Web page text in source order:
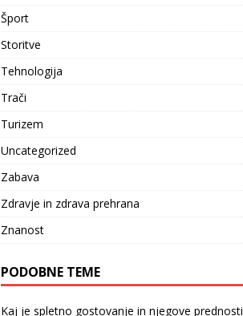
Šport
Storitve
Tehnologija
Trači
Turizem
Uncategorized
Zabava
Zdravje in zdrava prehrana
Znanost
PODOBNE TEME
Kaj je spletno gostovanje in njegove prednosti